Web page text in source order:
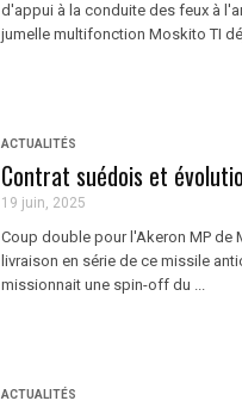
d'appui à la conduite des feux à
jumelle multifonction Moskito TI
ACTUALITÉS
Contrat suédois et
19 juin, 2025
Coup double pour l'Akeron MP de
livraison en série de ce missile
missionnait une spin-off du ...
ACTUALITÉS